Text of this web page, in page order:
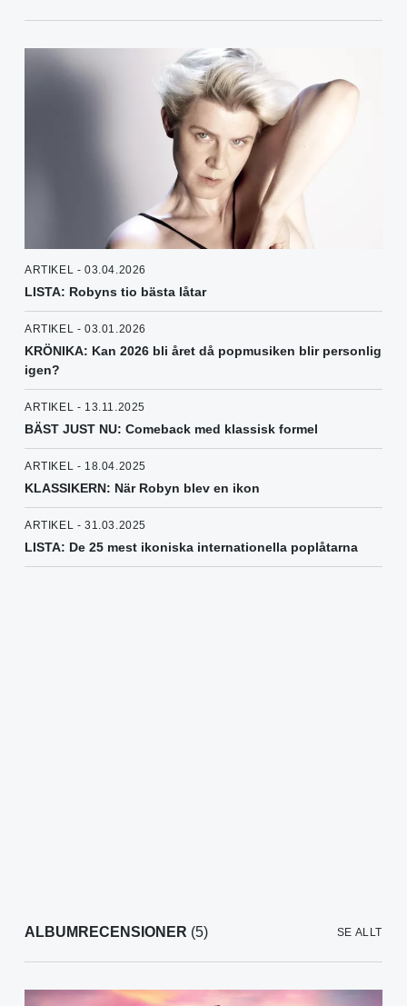
ARTIKEL - 03.04.2026
LISTA: Robyns tio bästa låtar
ARTIKEL - 03.01.2026
KRÖNIKA: Kan 2026 bli året då popmusiken blir personlig
igen?
ARTIKEL - 13.11.2025
BÄST JUST NU: Comeback med klassisk formel
ARTIKEL - 18.04.2025
KLASSIKERN: När Robyn blev en ikon
ARTIKEL - 31.03.2025
LISTA: De 25 mest ikoniska internationella poplåtarna
ALBUMRECENSIONER (5) SE ALLT